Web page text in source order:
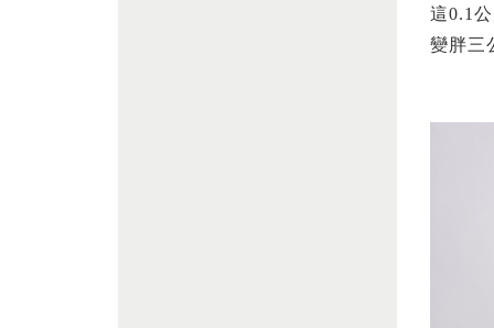
這0.1
變胖三